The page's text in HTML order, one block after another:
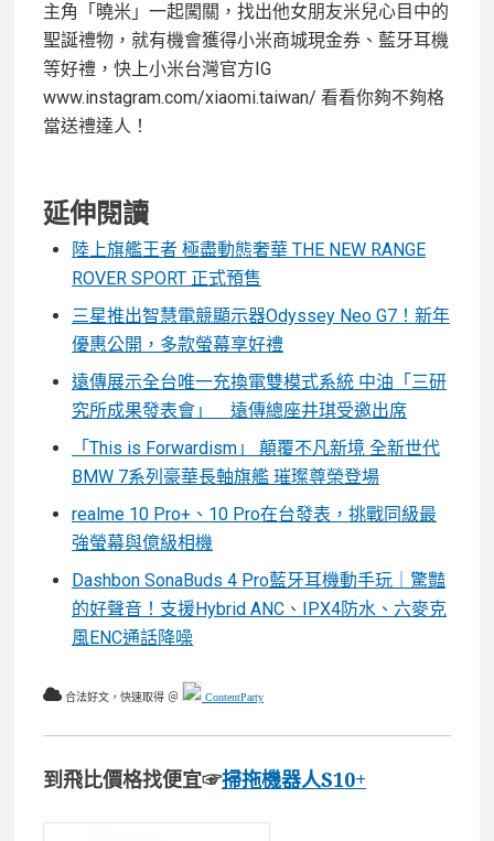
主角「曉米」一起闖關，找出他女朋友米兒心目中的
聖誕禮物，就有機會獲得小米商城現金券、藍牙耳機
等好禮，快上小米台灣官方IG
www.instagram.com/xiaomi.taiwan/ 看看你夠不夠格
當送禮達人！
延伸閱讀
陸上旗艦王者 極盡動態奢華 THE NEW RANGE
ROVER SPORT 正式預售
三星推出智慧電競顯示器Odyssey Neo G7！新年
優惠公開，多款螢幕享好禮
遠傳展示全台唯一充換電雙模式系統 中油「三研
究所成果發表會」 遠傳總座井琪受邀出席
「This is Forwardism」 顛覆不凡新境 全新世代
BMW 7系列豪華長軸旗艦 璀璨尊榮登場
realme 10 Pro+、10 Pro在台發表，挑戰同級最
強螢幕與億級相機
Dashbon SonaBuds 4 Pro藍牙耳機動手玩｜驚豔
的好聲音！支援Hybrid ANC、IPX4防水、六麥克
風ENC通話降噪
合法好文，快速取得 ＠ ContentParty
到飛比價格找便宜☞掃拖機器人S10+